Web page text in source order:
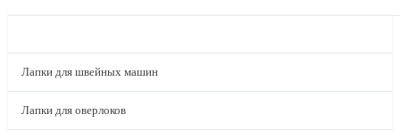
Лапки для швейных машин
Лапки для оверлоков